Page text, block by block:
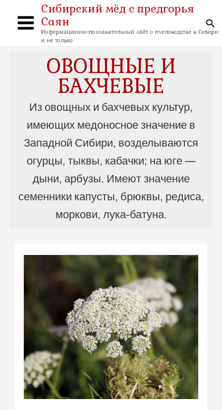
содержимому
Main
Menu
Сибирский мёд с предгорья
Саян
Информационно-познавательный сайт о пчеловодстве в Сибири
и не только
ОВОЩНЫЕ И
БАХЧЕВЫЕ
Из овощных и бахчевых культур,
имеющих медоносное значение в
Западной Сибири, возделываются
огурцы, тыквы, кабачки; на юге —
дыни, арбузы. Имеют значение
семенники капусты, брюквы, редиса,
моркови, лука-батуна.